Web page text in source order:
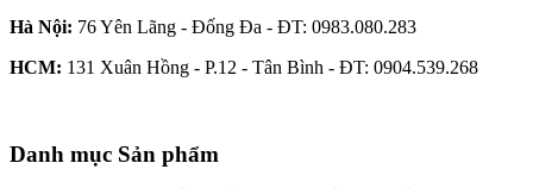
Hà Nội: 76 Yên Lãng - Đống Đa - ĐT: 0983.080.283
HCM: 131 Xuân Hồng - P.12 - Tân Bình - ĐT: 0904.539.268
Danh mục Sản phẩm